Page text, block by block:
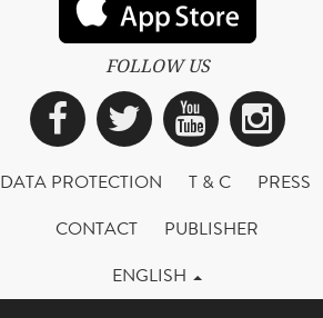
FOLLOW US
Facebook
Twitter
DATA PROTECTION T & C
PRESS
CONTACT
PUBLISHER
ENGLISH